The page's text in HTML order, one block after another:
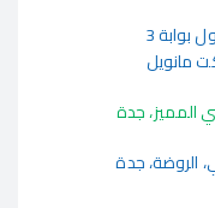
بوابة 3
مانويل
المميز، جدة
جدة